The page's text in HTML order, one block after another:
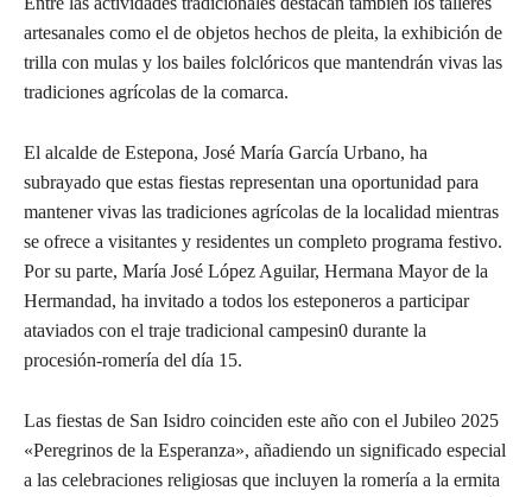
artesanales como el de objetos hechos de pleita, la exhibición de
trilla con mulas y los bailes folclóricos que mantendrán vivas las
tradiciones agrícolas de la comarca.
El alcalde de Estepona, José María García Urbano, ha
subrayado que estas fiestas representan una oportunidad para
mantener vivas las tradiciones agrícolas de la localidad mientras
se ofrece a visitantes y residentes un completo programa festivo.
Por su parte, María José López Aguilar, Hermana Mayor de la
Hermandad, ha invitado a todos los esteponeros a participar
ataviados con el traje tradicional campesin0 durante la
procesión-romería del día 15.
Las fiestas de San Isidro coinciden este año con el Jubileo 2025
«Peregrinos de la Esperanza», añadiendo un significado especial
a las celebraciones religiosas que incluyen la romería a la ermita